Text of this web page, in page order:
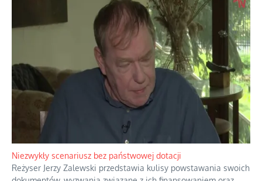
Domowe polowanie na wolne fale
Przez dziesięciolecia miliony Polaków słuchały zagranicznych
rozgłośni radiowych, pomimo że władze komunistyczne robiły
wszystko, aby je zagłuszyć....